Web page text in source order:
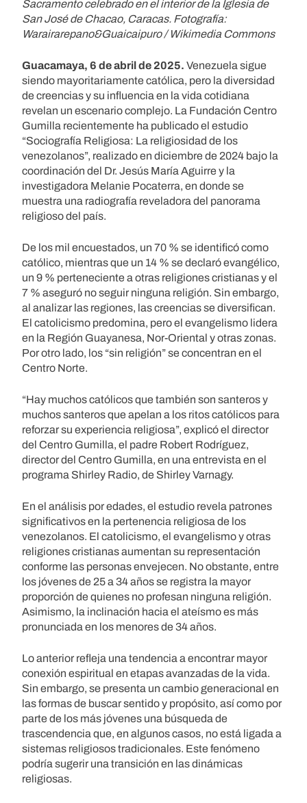
Sacramento celebrado en el interior de la Iglesia de
San José de Chacao, Caracas. Fotografía:
Warairarepano&Guaicaipuro / Wikimedia Commons
Guacamaya, 6 de abril de 2025. Venezuela sigue
siendo mayoritariamente católica, pero la diversidad
de creencias y su influencia en la vida cotidiana
revelan un escenario complejo. La Fundación Centro
Gumilla recientemente ha publicado el estudio
“Sociografía Religiosa: La religiosidad de los
venezolanos”, realizado en diciembre de 2024 bajo la
coordinación del Dr. Jesús María Aguirre y la
investigadora Melanie Pocaterra, en donde se
muestra una radiografía reveladora del panorama
religioso del país.
De los mil encuestados, un 70 % se identificó como
católico, mientras que un 14 % se declaró evangélico,
un 9 % perteneciente a otras religiones cristianas y el
7 % aseguró no seguir ninguna religión. Sin embargo,
al analizar las regiones, las creencias se diversifican.
El catolicismo predomina, pero el evangelismo lidera
en la Región Guayanesa, Nor-Oriental y otras zonas.
Por otro lado, los “sin religión” se concentran en el
Centro Norte.
“Hay muchos católicos que también son santeros y
muchos santeros que apelan a los ritos católicos para
reforzar su experiencia religiosa”, explicó el director
del Centro Gumilla, el padre Robert Rodríguez,
director del Centro Gumilla, en una entrevista en el
programa Shirley Radio, de Shirley Varnagy.
En el análisis por edades, el estudio revela patrones
significativos en la pertenencia religiosa de los
venezolanos. El catolicismo, el evangelismo y otras
religiones cristianas aumentan su representación
conforme las personas envejecen. No obstante, entre
los jóvenes de 25 a 34 años se registra la mayor
proporción de quienes no profesan ninguna religión.
Asimismo, la inclinación hacia el ateísmo es más
pronunciada en los menores de 34 años.
Lo anterior refleja una tendencia a encontrar mayor
conexión espiritual en etapas avanzadas de la vida.
Sin embargo, se presenta un cambio generacional en
las formas de buscar sentido y propósito, así como por
parte de los más jóvenes una búsqueda de
trascendencia que, en algunos casos, no está ligada a
sistemas religiosos tradicionales. Este fenómeno
podría sugerir una transición en las dinámicas
religiosas.